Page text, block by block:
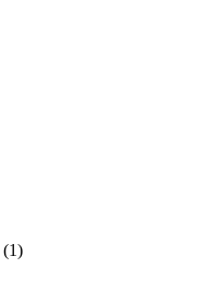
(1)